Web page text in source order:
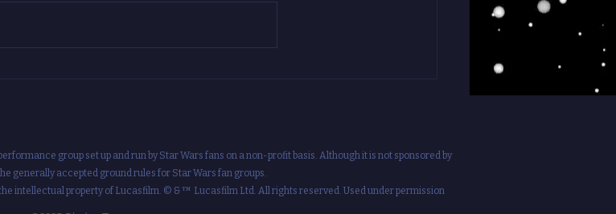
group set up and run by Star Wars fans on a non-profit basis. Although it is not sponsored by
generally accepted ground rules for Star Wars fan groups.
intellectual property of Lucasfilm. © & ™ Lucasfilm Ltd. All rights reserved. Used under permission